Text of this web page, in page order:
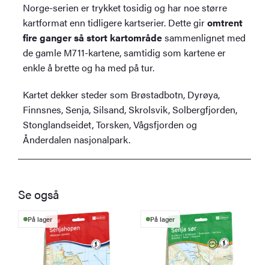
Norge-serien er trykket tosidig og har noe større
kartformat enn tidligere kartserier. Dette giromtrent
fire ganger så stort kartområdesammenlignet med
de gamle M711-kartene, samtidig som kartene er
enkle å brette og ha med på tur.
Kartet dekker steder som Brøstadbotn, Dyrøya,
Finnsnes, Senja, Silsand, Skrolsvik, Solbergfjorden,
Stonglandseidet, Torsken, Vågsfjorden og
Ånderdalen nasjonalpark.
Se også
På lager På lager